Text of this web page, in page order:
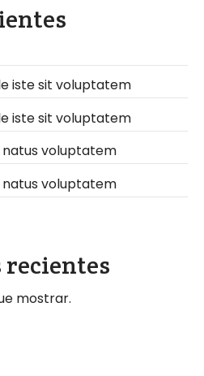
iste sit voluptatem
iste sit voluptatem
natus voluptatem
natus voluptatem
mostrar.